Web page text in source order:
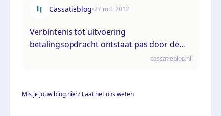
Cassatieblog•27 mrt. 2012
Verbintenis tot uitvoering
betalingsopdracht ontstaat pas door de
cassatieblog.nl
Mis je jouw blog hier? Laat het ons weten